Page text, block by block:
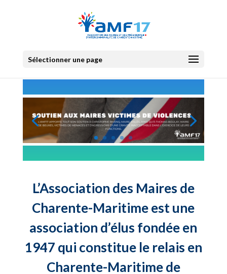
Sélectionner une page
L’Association des Maires de
Charente-Maritime est une
association d’élus fondée en
1947 qui constitue le relais en
Charente-Maritime de